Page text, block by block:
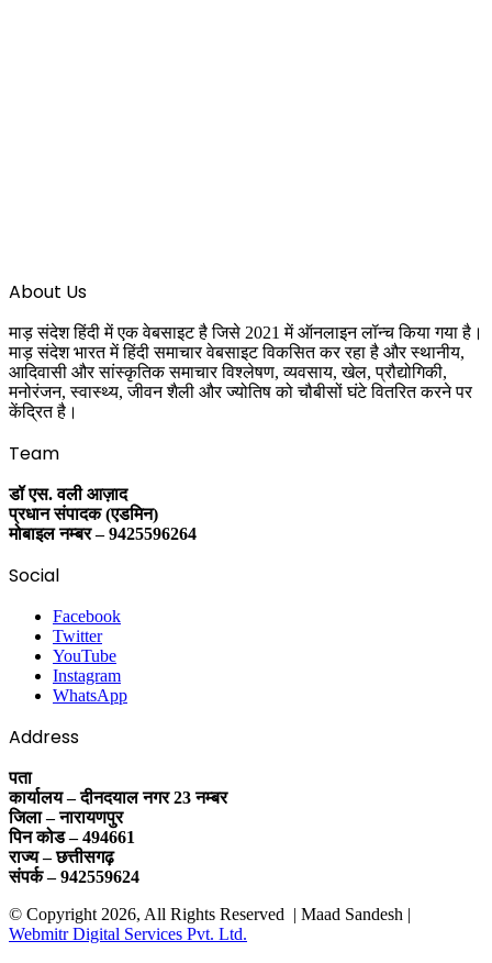
About Us
माड़ संदेश हिंदी में एक वेबसाइट है जिसे 2021 में ऑनलाइन लॉन्च किया गया है।
माड़ संदेश भारत में हिंदी समाचार वेबसाइट विकसित कर रहा है और स्थानीय,
आदिवासी और सांस्कृतिक समाचार विश्लेषण, व्यवसाय, खेल, प्रौद्योगिकी,
मनोरंजन, स्वास्थ्य, जीवन शैली और ज्योतिष को चौबीसों घंटे वितरित करने पर
केंद्रित है।
Team
डॉ एस. वली आज़ाद
प्रधान संपादक (एडमिन)
मोबाइल नम्बर – 9425596264
Social
Facebook
Twitter
YouTube
Instagram
WhatsApp
Address
पता
कार्यालय – दीनदयाल नगर 23 नम्बर
जिला – नारायणपुर
पिन कोड – 494661
राज्य – छत्तीसगढ़
संपर्क – 942559624
© Copyright 2026, All Rights Reserved | Maad Sandesh |
Webmitr Digital Services Pvt. Ltd.